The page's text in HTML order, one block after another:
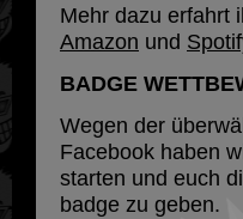
Mehr dazu erfahrt
Amazon und
BADGE
Wegen der
Facebook haben
starten und euch
badge zu geben.